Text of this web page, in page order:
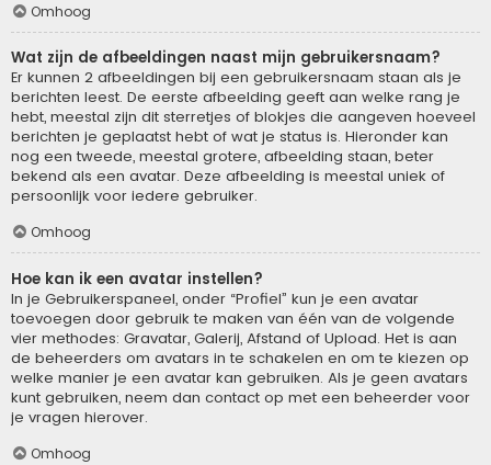
Omhoog
Wat zijn de afbeeldingen naast mijn gebruikersnaam?
Er kunnen 2 afbeeldingen bij een gebruikersnaam staan als je
berichten leest. De eerste afbeelding geeft aan welke rang je
hebt, meestal zijn dit sterretjes of blokjes die aangeven hoeveel
berichten je geplaatst hebt of wat je status is. Hieronder kan
nog een tweede, meestal grotere, afbeelding staan, beter
bekend als een avatar. Deze afbeelding is meestal uniek of
persoonlijk voor iedere gebruiker.
Omhoog
Hoe kan ik een avatar instellen?
In je Gebruikerspaneel, onder “Profiel” kun je een avatar
toevoegen door gebruik te maken van één van de volgende
vier methodes: Gravatar, Galerij, Afstand of Upload. Het is aan
de beheerders om avatars in te schakelen en om te kiezen op
welke manier je een avatar kan gebruiken. Als je geen avatars
kunt gebruiken, neem dan contact op met een beheerder voor
je vragen hierover.
Omhoog